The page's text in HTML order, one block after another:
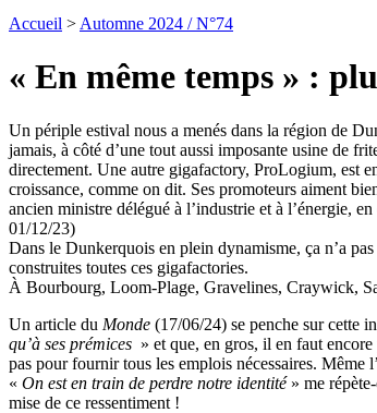
Accueil > Automne 2024 / N°74
« En même temps » :
Un périple estival nous a menés dans la région de
jamais, à côté d’une tout aussi imposante usine de
directement. Une autre gigafactory, ProLogium, est
croissance, comme on dit. Ses promoteurs aiment
ancien ministre délégué à l’industrie et à l’énergie, en
01/12/23)
Dans le Dunkerquois en plein dynamisme, ça n’a
construites toutes ces gigafactories.
À Bourbourg, Loom-Plage, Gravelines, Craywick,
Un article du Monde (17/06/24) se penche sur cette
qu’à ses prémices » et que, en gros, il en faut
pas pour fournir tous les emplois nécessaires.
« On est en train de perdre notre identité» me
mise de ce ressentiment !